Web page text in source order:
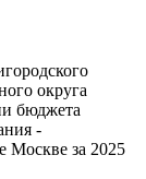
округа
бюджета
-
Москве за 2025